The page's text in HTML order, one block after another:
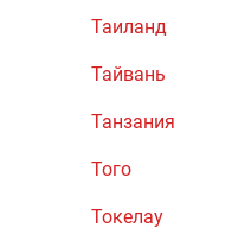
Таиланд
Тайвань
Танзания
Того
Токелау